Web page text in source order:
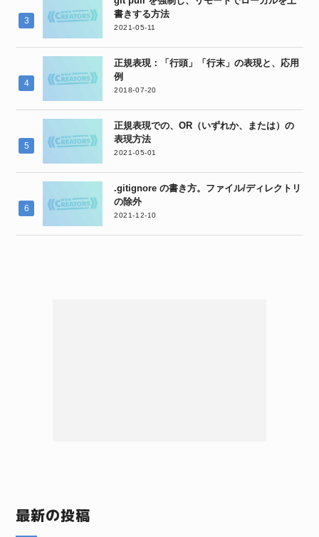
書きする方法
2021-05-11
正規表現：「行頭」「行末」の表現と、応用
例
2018-07-20
正規表現での、OR（いずれか、または）の
表現方法
2021-05-01
.gitignore の書き方。ファイル/ディレクトリ
の除外
2021-12-10
最新の投稿